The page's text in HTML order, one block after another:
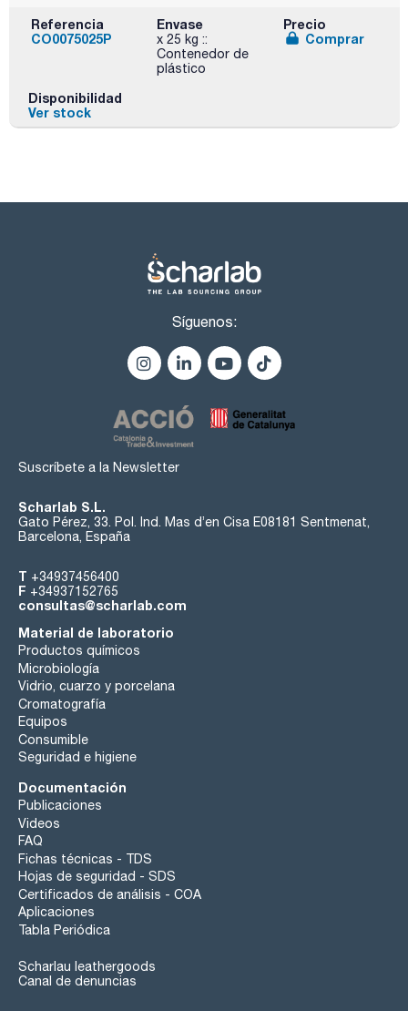
Referencia
CO0075025P
Envase
x 25 kg ::
Contenedor de
plástico
Precio
Comprar
Disponibilidad
Ver stock
Síguenos:
Suscríbete a la Newsletter
Scharlab S.L.
Gato Pérez, 33. Pol. Ind. Mas d’en Cisa E08181 Sentmenat,
Barcelona, España
T +34937456400
F +34937152765
consultas@scharlab.com
Material de laboratorio
Productos químicos
Microbiología
Vidrio, cuarzo y porcelana
Cromatografía
Equipos
Consumible
Seguridad e higiene
Documentación
Publicaciones
Videos
FAQ
Fichas técnicas - TDS
Hojas de seguridad - SDS
Certificados de análisis - COA
Aplicaciones
Tabla Periódica
Scharlau leathergoods
Canal de denuncias